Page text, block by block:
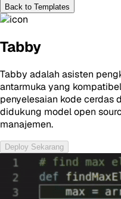
Back to Templates
Tabby
Tabby adalah asisten
antarmuka yang
penyelesaian kode cerdas
didukung model open
manajemen.
Deploy Sekarang